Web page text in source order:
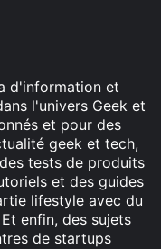
d'information et
l'univers Geek et
et pour des
geek et tech,
tests de produits
et des guides
lifestyle avec du
enfin, des sujets
de startups